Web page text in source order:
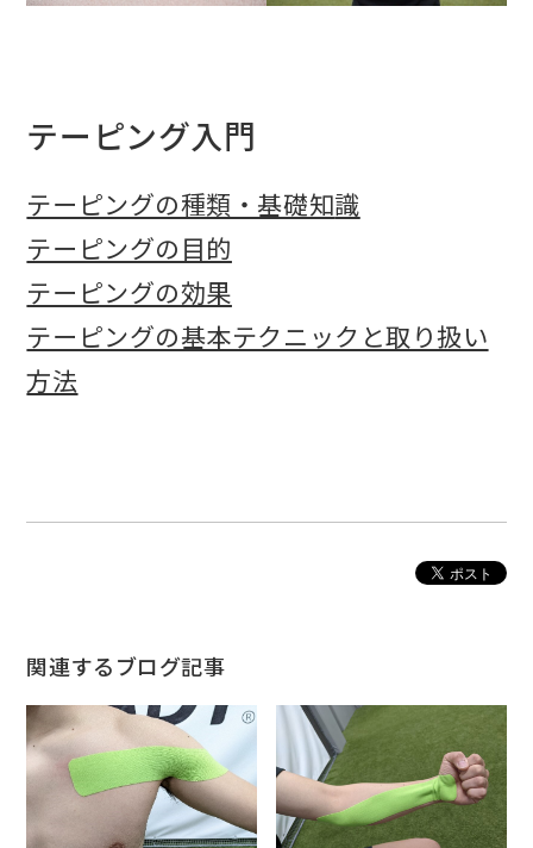
テーピング入門
テーピングの種類・基礎知識
テーピングの目的
テーピングの効果
テーピングの基本テクニックと取り扱い
方法
関連するブログ記事